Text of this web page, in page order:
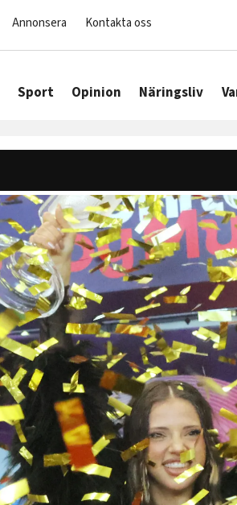
Annonsera Kontakta oss
Sport Opinion Näringsliv